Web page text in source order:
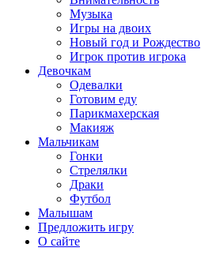
Музыка
Игры на двоих
Новый год и Рождество
Игрок против игрока
Девочкам
Одевалки
Готовим еду
Парикмахерская
Макияж
Мальчикам
Гонки
Стрелялки
Драки
Футбол
Малышам
Предложить игру
О сайте